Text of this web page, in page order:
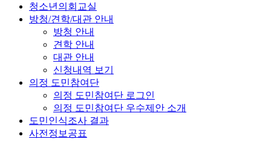
청소년의회교실
방청/견학/대관 안내
방청 안내
견학 안내
대관 안내
신청내역 보기
의정 도민참여단
의정 도민참여단 로그인
의정 도민참여단 우수제안 소개
도민인식조사 결과
사전정보공표